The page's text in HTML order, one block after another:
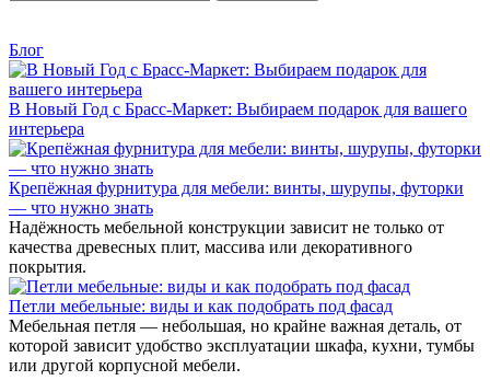
Блог
В Новый Год с Брасс-Маркет: Выбираем подарок для вашего
интерьера
Крепёжная фурнитура для мебели: винты, шурупы, футорки
— что нужно знать
Надёжность мебельной конструкции зависит не только от
качества древесных плит, массива или декоративного
покрытия.
Петли мебельные: виды и как подобрать под фасад
Мебельная петля — небольшая, но крайне важная деталь, от
которой зависит удобство эксплуатации шкафа, кухни, тумбы
или другой корпусной мебели.